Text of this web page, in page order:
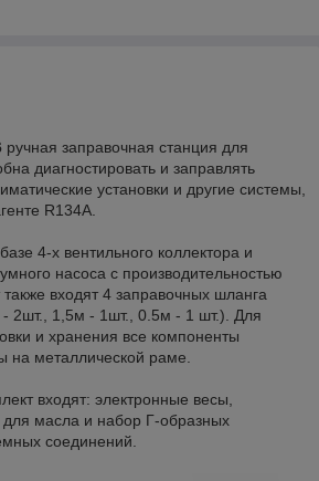
ручная заправочная станция для
диагностировать и заправлять
установки и другие системы,
R134A.
4-х вентильного коллектора и
насоса с производительностью
входят 4 заправочных шланга
2шт., 1,5м - 1шт., 0.5м - 1 шт.). Для
и хранения все компоненты
на металлической раме.
входят: электронные весы,
масла и набор Г-образных
соединений.